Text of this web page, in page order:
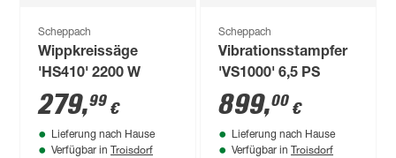
Scheppach
Wippkreissäge
'HS410' 2200 W
279,99 €
Lieferung nach Hause
Verfügbar in Troisdorf
Scheppach
Vibrationsstampfer
'VS1000' 6,5 PS
899,00 €
Lieferung nach Hause
Verfügbar in Troisdorf